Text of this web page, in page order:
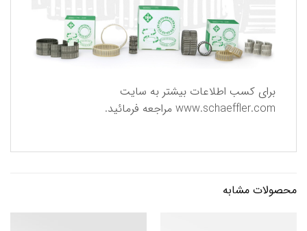
برای كسب اطلاعات بیشتر به سایت
www.schaeffler.com مراجعه فرمائید.
محصولات مشابه